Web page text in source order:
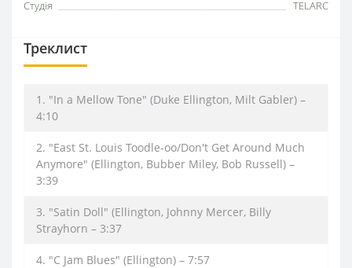
Студія TELARC
Треклист
1. "In a Mellow Tone" (Duke Ellington, Milt Gabler) –
4:10
2. "East St. Louis Toodle-oo/Don't Get Around Much
Anymore" (Ellington, Bubber Miley, Bob Russell) –
3:39
3. "Satin Doll" (Ellington, Johnny Mercer, Billy
Strayhorn – 3:37
4. "C Jam Blues" (Ellington) – 7:57